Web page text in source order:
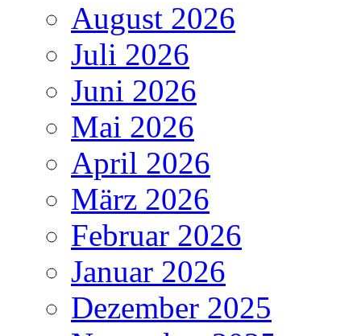
August 2026
Juli 2026
Juni 2026
Mai 2026
April 2026
März 2026
Februar 2026
Januar 2026
Dezember 2025